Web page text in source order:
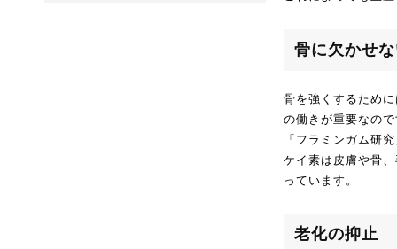
骨に欠かせ
骨を強くするため
の働きが重要なの
「フラミンガム研
ケイ素は皮膚や骨
っています。
老化の抑止